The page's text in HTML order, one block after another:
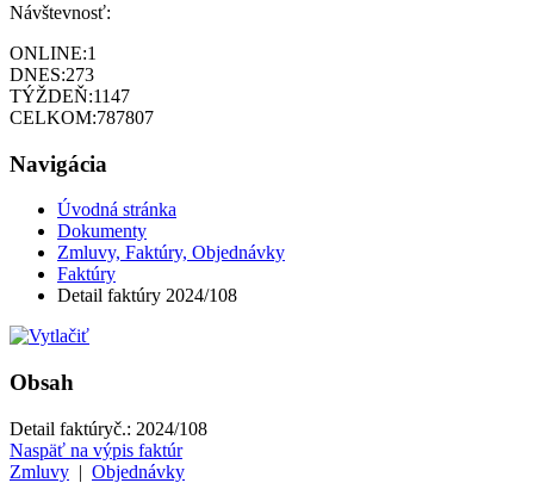
Návštevnosť:
ONLINE:1
DNES:273
TÝŽDEŇ:1147
CELKOM:787807
Navigácia
Úvodná stránka
Dokumenty
Zmluvy, Faktúry, Objednávky
Faktúry
Detail faktúry 2024/108
Obsah
Detail faktúryč.: 2024/108
Naspäť na výpis faktúr
Zmluvy | Objednávky